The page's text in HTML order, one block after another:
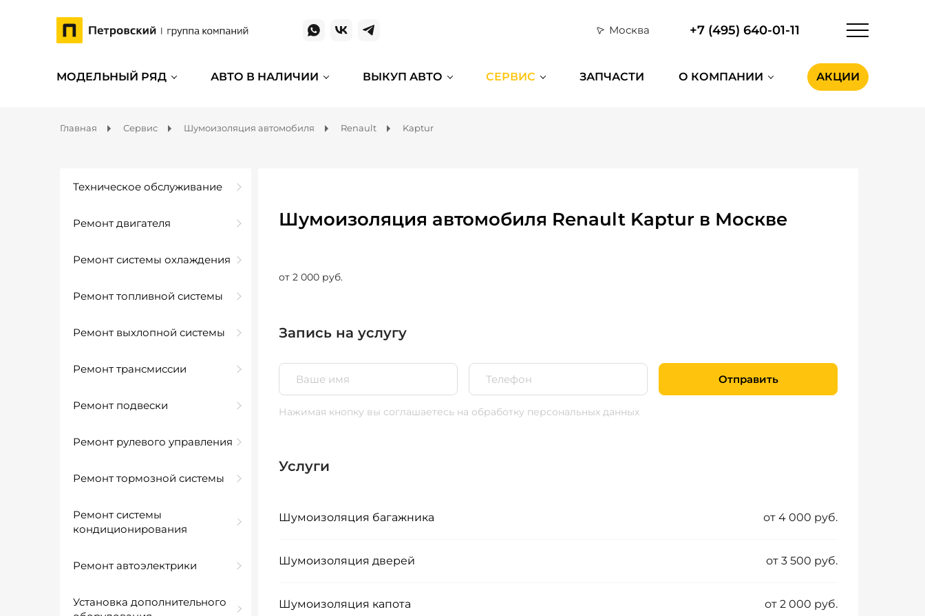
Москва +7 (495) 640-01-11
МОДЕЛЬНЫЙ РЯД АВТО В НАЛИЧИИ ВЫКУП АВТО СЕРВИС ЗАПЧАСТИ О КОМПАНИИ АКЦИИ
Главная Сервис Шумоизоляция автомобиля Renault Kaptur
Техническое обслуживание
Ремонт двигателя
Ремонт системы охлаждения
Ремонт топливной системы
Ремонт выхлопной системы
Ремонт трансмиссии
Ремонт подвески
Ремонт рулевого управления
Ремонт тормозной системы
Ремонт системы
кондиционирования
Ремонт автоэлектрики
Установка дополнительного
Шумоизоляция автомобиля Renault Kaptur в Москве
от 2 000 руб.
Запись на услугу
Отправить
Нажимая кнопку вы соглашаетесь на обработку персональных данных
Услуги
Шумоизоляция багажника от 4 000 руб.
Шумоизоляция дверей от 3 500 руб.
Шумоизоляция капота от 2 000 руб.